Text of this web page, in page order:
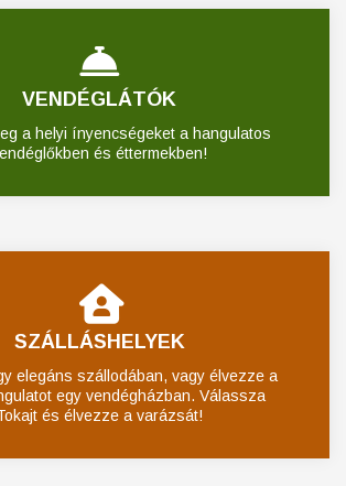
VENDÉGLÁTÓK
a helyi ínyencségeket a hangulatos
és éttermekben!
SZÁLLÁSHELYEK
elegáns szállodában, vagy élvezze a
egy vendégházban. Válassza
és élvezze a varázsát!